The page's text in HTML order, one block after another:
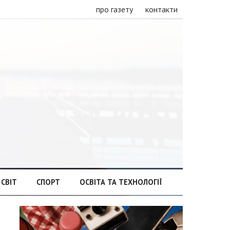
про газету контакти
СВІТ СПОРТ ОСВІТА ТА ТЕХНОЛОГІЇ